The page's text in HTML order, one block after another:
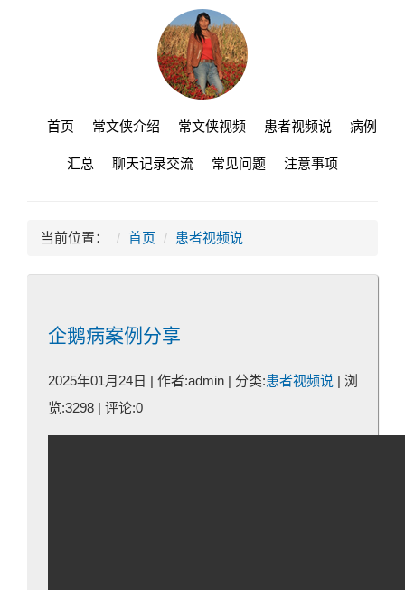
首页 常文侠介绍 常文侠视频 患者视频说 病例
汇总 聊天记录交流 常见问题 注意事项
当前位置： 首页 患者视频说
企鹅病案例分享
2025年01月24日 | 作者:admin | 分类:患者视频说 | 浏
览:3298 | 评论:0